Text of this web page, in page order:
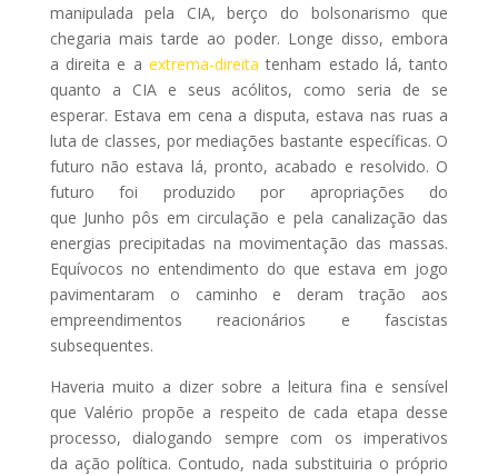
manipulada pela CIA, berço do bolsonarismo que
chegaria mais tarde ao poder. Longe disso, embora
a direita e a extrema-direita tenham estado lá, tanto
quanto a CIA e seus acólitos, como seria de se
esperar. Estava em cena a disputa, estava nas ruas a
luta de classes, por mediações bastante específicas. O
futuro não estava lá, pronto, acabado e resolvido. O
futuro foi produzido por apropriações do
que Junho pôs em circulação e pela canalização das
energias precipitadas na movimentação das massas.
Equívocos no entendimento do que estava em jogo
pavimentaram o caminho e deram tração aos
empreendimentos reacionários e fascistas
subsequentes.
Haveria muito a dizer sobre a leitura fina e sensível
que Valério propõe a respeito de cada etapa desse
processo, dialogando sempre com os imperativos
da ação política. Contudo, nada substituiria o próprio